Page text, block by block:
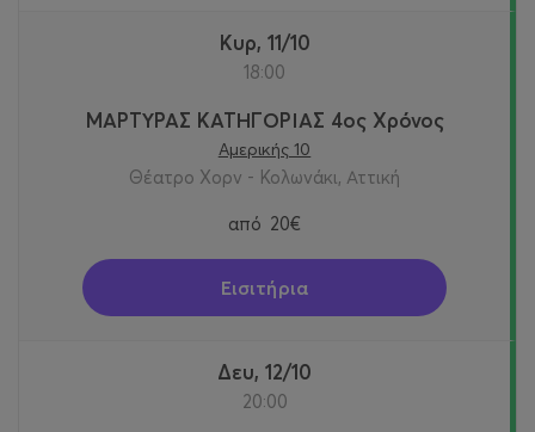
Κυρ, 11/10
18:00
ΜΑΡΤΥΡΑΣ ΚΑΤΗΓΟΡΙΑΣ 4ος Χρόνος
Αμερικής 10
Θέατρο Χορν - Κολωνάκι, Αττική
από 20€
Εισιτήρια
Δευ, 12/10
20:00